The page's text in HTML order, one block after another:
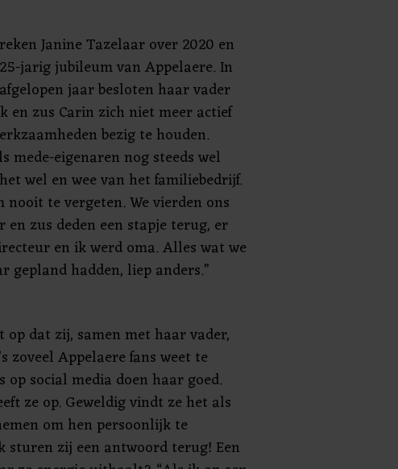
Janine Tazelaar over 2020 en
jarig jubileum van Appelaere. In
jaar besloten haar vader
en zus Carin zich niet meer actief
bezig te houden.
eigenaren nog steeds wel
wel en wee van het familiebedrijf.
nooit te vergeten. We vierden ons
zus deden een stapje terug, er
en ik werd oma. Alles wat we
hadden, liep anders.”
dat zij, samen met haar vader,
zoveel Appelaere fans weet te
op social media doen haar goed.
ze op. Geweldig vindt ze het als
om hen persoonlijk te
zij een antwoord terug! Een